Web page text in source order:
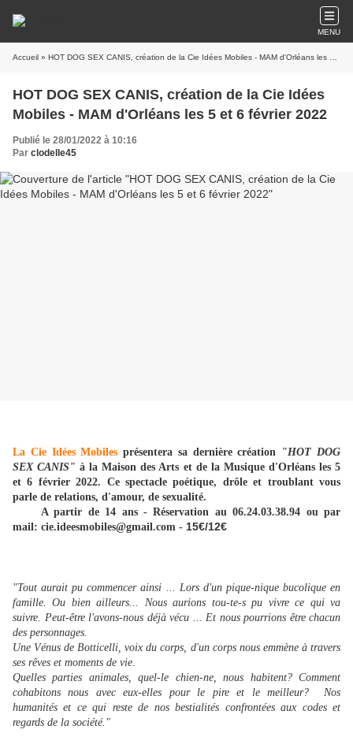
MENU
Accueil » HOT DOG SEX CANIS, création de la Cie Idées Mobiles - MAM d'Orléans les 5 et 6 février 2022
HOT DOG SEX CANIS, création de la Cie Idées
Mobiles - MAM d'Orléans les 5 et 6 février 2022
Publié le 28/01/2022 à 10:16
Par clodelle45
La Cie Idées Mobiles présentera sa dernière création "HOT DOG
SEX CANIS" à la Maison des Arts et de la Musique d'Orléans les 5
et 6 février 2022. Ce spectacle poétique, drôle et troublant vous
parle de relations, d'amour, de sexualité.
A partir de 14 ans - Réservation au 06.24.03.38.94 ou par
mail: cie.ideesmobiles@gmail.com - 15€/12€
"Tout aurait pu commencer ainsi ... Lors d'un pique-nique bucolique en
famille. Ou bien ailleurs... Nous aurions tou-te-s pu vivre ce qui va
suivre. Peut-être l'avons-nous déjà vécu ... Et nous pourrions être chacun
des personnages.
Une Vénus de Botticelli, voix du corps, d'un corps nous emmène à travers
ses rêves et moments de vie.
Quelles parties animales, quel-le chien-ne, nous habitent? Comment
cohabitons nous avec eux-elles pour le pire et le meilleur? Nos
humanités et ce qui reste de nos bestialités confrontées aux codes et
regards de la société."